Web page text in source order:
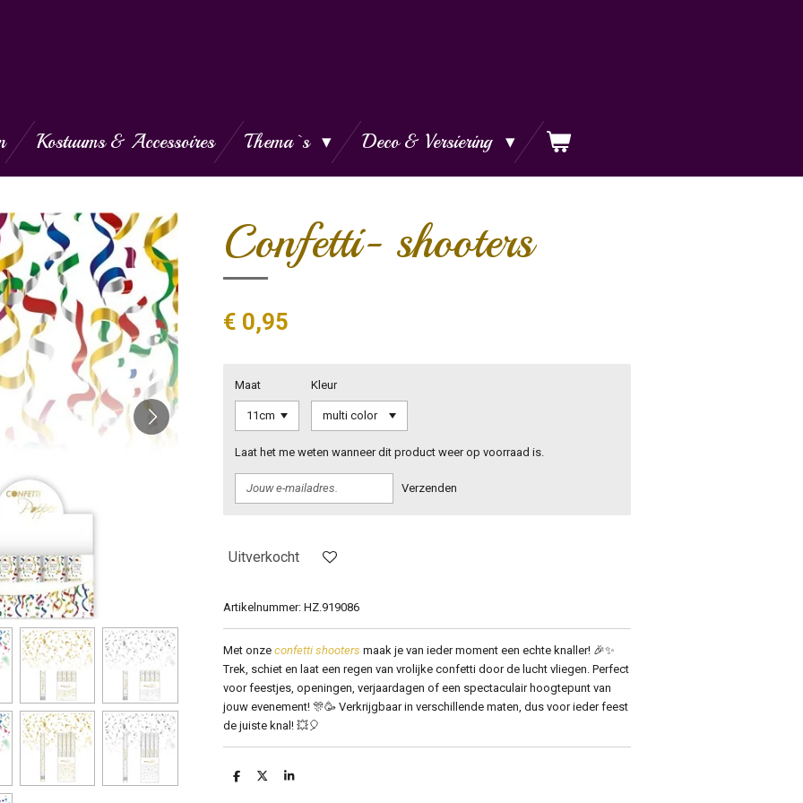
Kostuums & Accessoires Thema`s Deco & Versiering
Confetti- shooters
€ 0,95
Maat Kleur
Laat het me weten wanneer dit product weer op voorraad is.
Verzenden
Uitverkocht
Artikelnummer: HZ.919086
Met onze confetti shooters maak je van ieder moment een echte knaller! 🎉✨
Trek, schiet en laat een regen van vrolijke confetti door de lucht vliegen. Perfect
voor feestjes, openingen, verjaardagen of een spectaculair hoogtepunt van
jouw evenement! 🎊🥳 Verkrijgbaar in verschillende maten, dus voor ieder feest
de juiste knal! 💥🎈
D
D
S